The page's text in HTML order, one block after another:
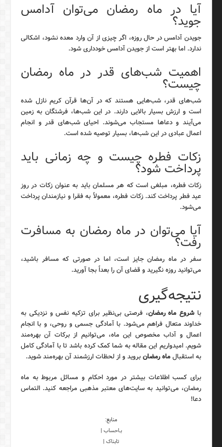
آیا در ماه رمضان می‌توان آدامس
جوید؟
جویدن آدامس در حال روزه، اگر چیزی از آن وارد معده نشود، اشکالی
ندارد. اما بهتر است از جویدن آدامس خودداری شود.
اهمیت شب‌های قدر در ماه رمضان
چیست؟
شب‌های قدر، شب‌هایی هستند که در آن‌ها قرآن کریم نازل شده
است و ارزش بسیار بالایی دارند. در این شب‌ها، فرشتگان به زمین
می‌آیند و دعاها مستجاب می‌شوند. احیای شب‌های قدر و انجام
اعمال عبادی در این شب‌ها، بسیار توصیه شده است.
زکات فطره چیست و چه زمانی باید
پرداخت شود؟
زکات فطره، مبلغی است که هر مسلمان باید به عنوان زکات در روز
عید فطر پرداخت کند. زکات فطره، معمولاً به فقرا و نیازمندان پرداخت
می‌شود.
آیا می‌توان در ماه رمضان به مسافرت
رفت؟
سفر در ماه رمضان جایز است، اما در صورتی که مسافر باشید،
می‌توانید روزه نگیرید و قضای آن را بعداً بجا آورید.
نتیجه‌گیری
با شروع ماه رمضان، فرصتی بی‌نظیر برای تزکیه نفس و نزدیکی به
خداوند متعال فراهم می‌شود. با آمادگی جسمی و روحی، و با انجام
اعمال و آداب مخصوص این ماه، می‌توانیم از برکات آن بهره‌مند
شویم. امیدواریم این مقاله به شما کمک کرده باشد تا با آمادگی کامل
به استقبالماه رمضانبروید و از لحظات ارزشمند آن بهره‌مند شوید.
برای کسب اطلاعات بیشتر در مورد احکام و مسائل مربوط به ماه
رمضان، می‌توانید به سایت‌های معتبر مذهبی مراجعه کنید. التماس
دعا!
منابع:
بـاحساب |
تابناک |